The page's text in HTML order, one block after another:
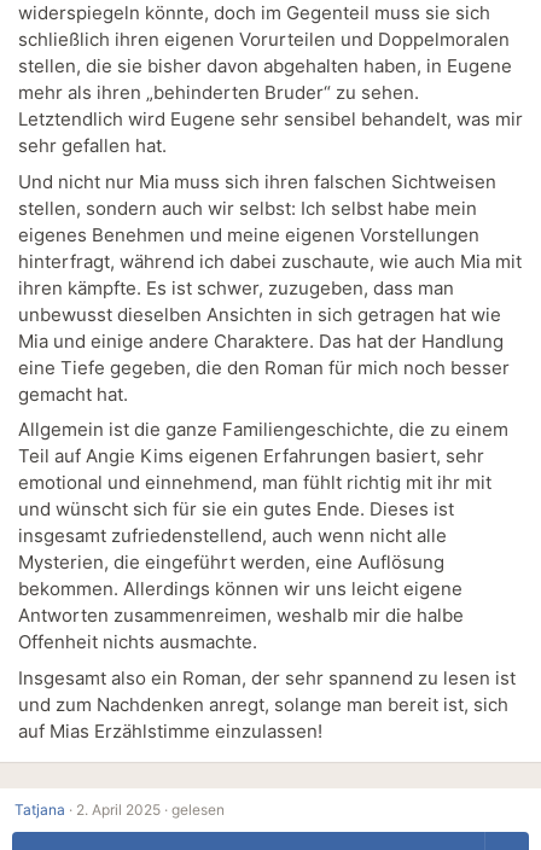
widerspiegeln könnte, doch im Gegenteil muss sie sich
schließlich ihren eigenen Vorurteilen und Doppelmoralen
stellen, die sie bisher davon abgehalten haben, in Eugene
mehr als ihren „behinderten Bruder“ zu sehen.
Letztendlich wird Eugene sehr sensibel behandelt, was mir
sehr gefallen hat.
Und nicht nur Mia muss sich ihren falschen Sichtweisen
stellen, sondern auch wir selbst: Ich selbst habe mein
eigenes Benehmen und meine eigenen Vorstellungen
hinterfragt, während ich dabei zuschaute, wie auch Mia mit
ihren kämpfte. Es ist schwer, zuzugeben, dass man
unbewusst dieselben Ansichten in sich getragen hat wie
Mia und einige andere Charaktere. Das hat der Handlung
eine Tiefe gegeben, die den Roman für mich noch besser
gemacht hat.
Allgemein ist die ganze Familiengeschichte, die zu einem
Teil auf Angie Kims eigenen Erfahrungen basiert, sehr
emotional und einnehmend, man fühlt richtig mit ihr mit
und wünscht sich für sie ein gutes Ende. Dieses ist
insgesamt zufriedenstellend, auch wenn nicht alle
Mysterien, die eingeführt werden, eine Auflösung
bekommen. Allerdings können wir uns leicht eigene
Antworten zusammenreimen, weshalb mir die halbe
Offenheit nichts ausmachte.
Insgesamt also ein Roman, der sehr spannend zu lesen ist
und zum Nachdenken anregt, solange man bereit ist, sich
auf Mias Erzählstimme einzulassen!
Tatjana · 2. April 2025 · gelesen